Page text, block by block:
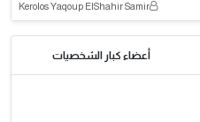
Kerolos Yaqoup ElShahir Samir
أعضاء كبار الشخصيات